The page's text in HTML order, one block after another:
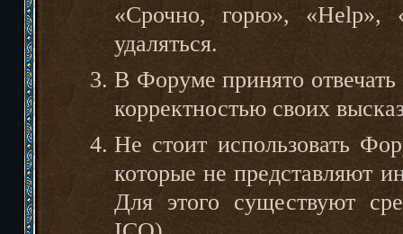
«Срочно, горю», «Help»,
удаляться.
В Форуме принято отвечать
корректностью своих
Не стоит использовать
которые не представляют
Для этого существуют